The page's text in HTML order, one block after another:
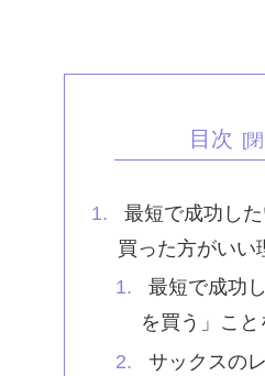
目次
最短で成功し
買った方がいい
最短で成功
を買う」こ
サックスの